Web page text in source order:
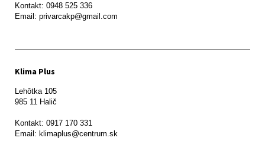
Kontakt: 0948 525 336
Email: privarcakp@gmail.com
Klima Plus
Lehôtka 105
985 11 Halič
Kontakt: 0917 170 331
Email: klimaplus@centrum.sk